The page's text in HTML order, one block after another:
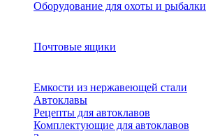
Оборудование для охоты и рыбалки
Почтовые ящики
Емкости из нержавеющей стали
Автоклавы
Рецепты для автоклавов
Комплектующие для автоклавов